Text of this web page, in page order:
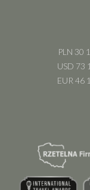
PLN 30
USD 73
EUR 46